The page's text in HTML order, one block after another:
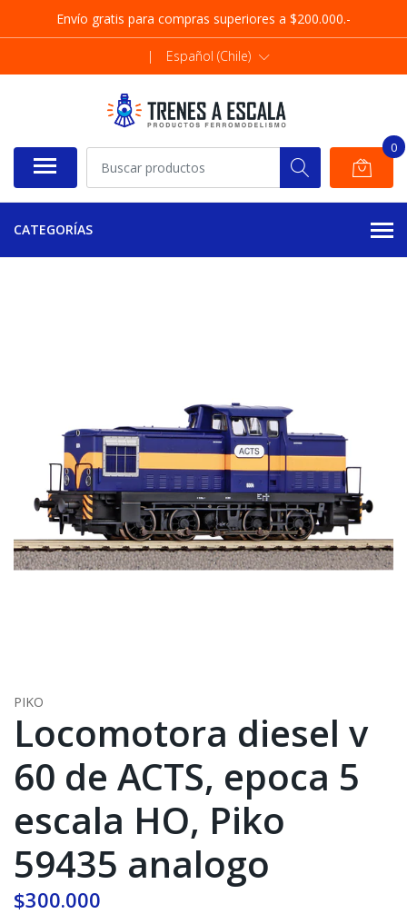
Envío gratis para compras superiores a $200.000.-
| Español (Chile)
0
CATEGORÍAS
PIKO
Locomotora diesel v
60 de ACTS, epoca 5
escala HO, Piko
59435 analogo
$300.000